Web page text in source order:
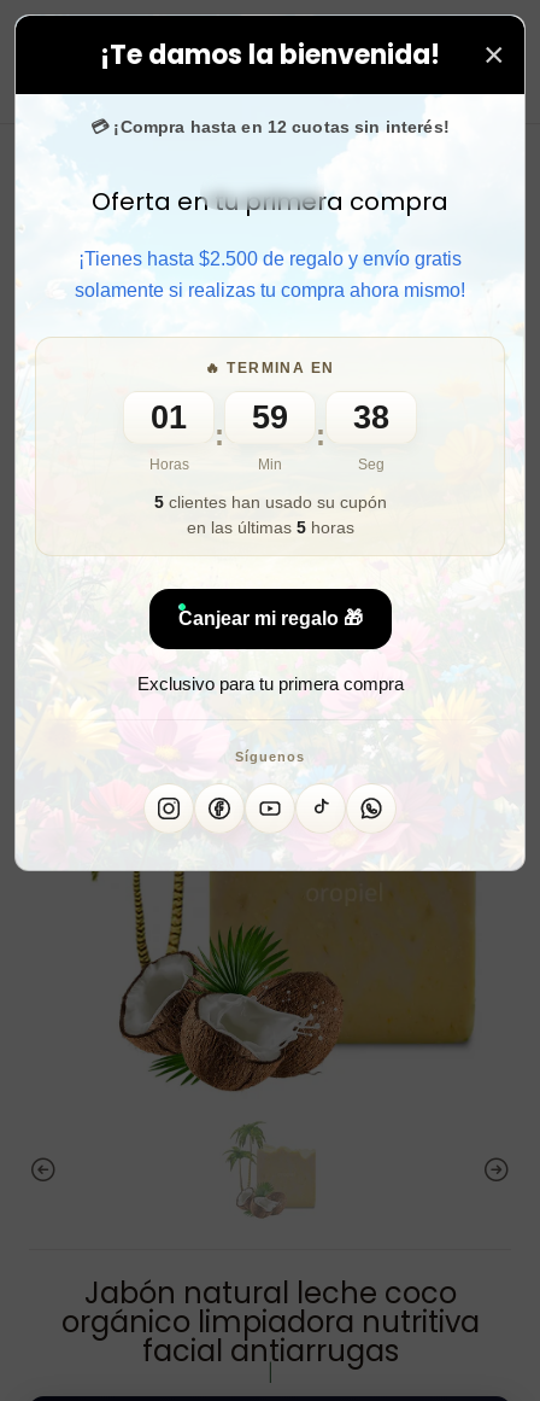
¡Te damos la bienvenida! ×
💳 ¡Compra hasta en 12 cuotas sin interés!
Activar sonido
Oferta en tu primera compra
¡Tienes hasta $2.500 de regalo y envío gratis
solamente si realizas tu compra ahora mismo!
🔥 TERMINA EN
01
Horas
: 59
Min
:
36
Seg
5clientes han usado su cupón
en las últimas 5horas
Canjear mi regalo 🎁
Exclusivo para tu primera compra
Síguenos
tus compras. ⚡ Compra rápido y aprovecha. 💙
Jabón natural leche coco
orgánico limpiadora nutritiva
facial antiarrugas